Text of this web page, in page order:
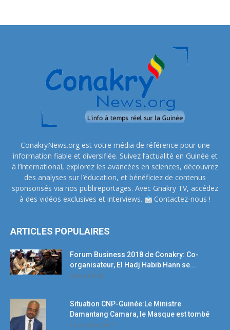
ConakryNews.org est votre média de référence pour une
information fiable et diversifiée. Suivez l’actualité en Guinée et
à l’international, explorez les avancées en sciences, découvrez
des analyses sur l’éducation, et bénéficiez de contenus
sponsorisés via nos publireportages. Avec Gnakry TV, accédez
à des vidéos exclusives et interviews.
Contactez-nous !
ARTICLES POPULAIRES
Forum Business 2018 de Conakry: Co-
organisateur, El Hadj Habib Hann se...
19 avril 2018
Situation CNP-Guinée:Le Ministre
Damantang Camara, le Masque est tombé
11 octobre 2017